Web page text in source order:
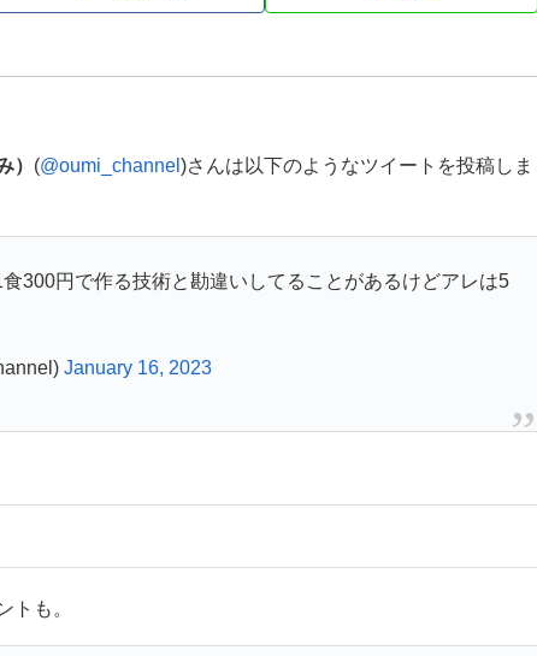
） (@oumi_channel )さんは以下のようなツイートを投稿しま
300円で作る技術と勘違いしてることがあるけどアレは5
January 16, 2023
トも。